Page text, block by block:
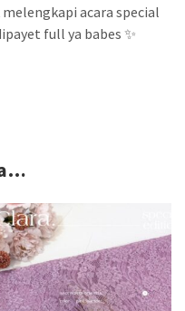
acara special
full ya babes ✨